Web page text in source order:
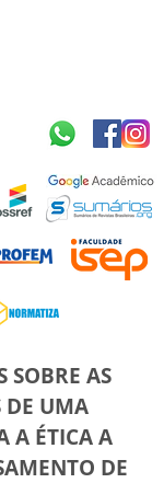
SOBRE AS
DE UMA
A ÉTICA A
DE